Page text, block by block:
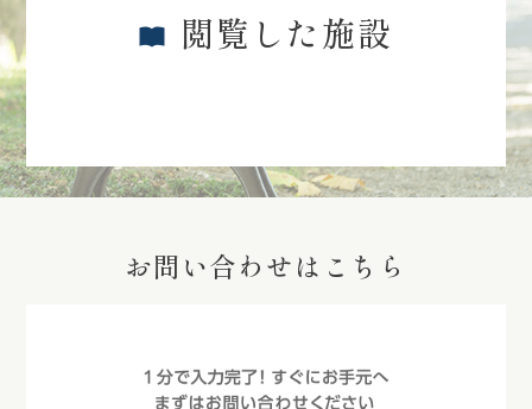
閲覧した施設
お問い合わせはこちら